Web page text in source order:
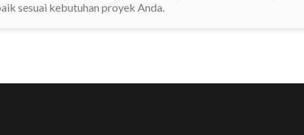
sesuai kebutuhan proyek Anda.